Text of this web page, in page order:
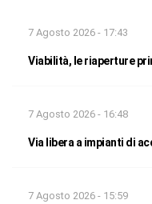
7 Agosto 2026 - 17:43
Viabilità, le riaperture
7 Agosto 2026 - 16:48
Via libera a impianti di
7 Agosto 2026 - 15:59